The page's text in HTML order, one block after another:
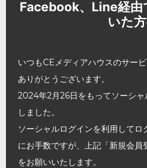
Facebook、Line経由
いた
いつもCEメディアハウスのサー
ありがとうございます。
2024年2月26日をもってソーシャ
しました。
ソーシャルログインを利用して
にお手数ですが、上記「新規会
をお願いいたします。